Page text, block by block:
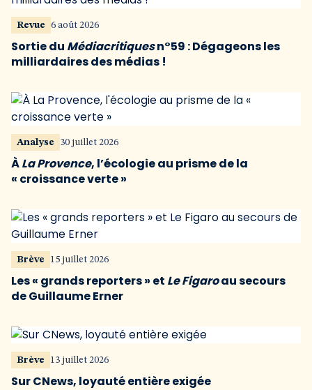
Revue 6 août 2026
Sortie du Médiacritiquesn°59 : Dégageons les
milliardaires des médias !
Analyse 30 juillet 2026
ÀLa Provence, l’écologie au prisme de la
« croissance verte »
Brève 15 juillet 2026
Les « grands reporters » et Le Figaroau secours
de Guillaume Erner
Brève 13 juillet 2026
Sur CNews, loyauté entière exigée